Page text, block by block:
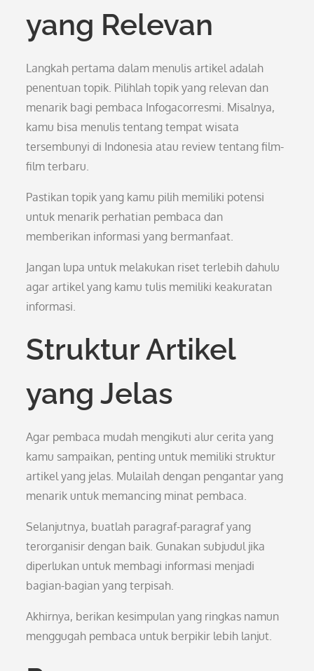
yang Relevan
Langkah pertama dalam menulis artikel adalah
penentuan topik. Pilihlah topik yang relevan dan
menarik bagi pembaca Infogacorresmi. Misalnya,
kamu bisa menulis tentang tempat wisata
tersembunyi di Indonesia atau review tentang film-
film terbaru.
Pastikan topik yang kamu pilih memiliki potensi
untuk menarik perhatian pembaca dan
memberikan informasi yang bermanfaat.
Jangan lupa untuk melakukan riset terlebih dahulu
agar artikel yang kamu tulis memiliki keakuratan
informasi.
Struktur Artikel
yang Jelas
Agar pembaca mudah mengikuti alur cerita yang
kamu sampaikan, penting untuk memiliki struktur
artikel yang jelas. Mulailah dengan pengantar yang
menarik untuk memancing minat pembaca.
Selanjutnya, buatlah paragraf-paragraf yang
terorganisir dengan baik. Gunakan subjudul jika
diperlukan untuk membagi informasi menjadi
bagian-bagian yang terpisah.
Akhirnya, berikan kesimpulan yang ringkas namun
menggugah pembaca untuk berpikir lebih lanjut.